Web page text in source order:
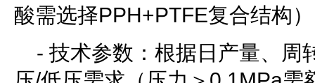
酸需选择PPH+PTFE复合结构
- 技术参数：根据日产量、周